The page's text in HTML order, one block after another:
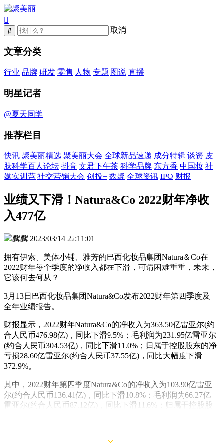
取消
文章分类
行业 品牌 研发 零售 人物 专题 图说 直播
明星记者
@夏天同学
推荐栏目
快讯 聚美丽精选 聚美丽大会 全球新品速递 成分特辑 谈资 皮
肤科学百人论坛 抖音 文君下午茶 科学品牌 东方香 中国妆 社
媒实训营 社交营销大会 创投+ 数聚 全球资讯 IPO 财报
业绩又下滑！Natura&Co 2022财年净收
入477亿
飘飘 2023/03/14 22:11:01
拥有伊索、美体小铺、雅芳的巴西化妆品集团Natura＆Co在
2022财年每个季度的净收入都在下滑，可谓困难重重，未来，
它该何去何从？
3月13日巴西化妆品集团Natura&Co发布2022财年第四季度及
全年业绩报告。
财报显示，2022财年Natura&Co的净收入为363.50亿雷亚尔(约
合人民币476.98亿)，同比下滑9.5%；毛利润为231.95亿雷亚尔
(约合人民币304.53亿)，同比下滑11.0%；归属于控股股东的净
亏损28.60亿雷亚尔(约合人民币37.55亿)，同比大幅度下滑
372.9%。
其中，2022财年第四季度Natura&Co的净收入为103.90亿雷亚
尔(约合人民币136.41亿)，同比下滑10.8%；毛利润为66.27亿
雷亚尔(约合人民币87.12亿)，同比下滑11.6%；归属于控股股